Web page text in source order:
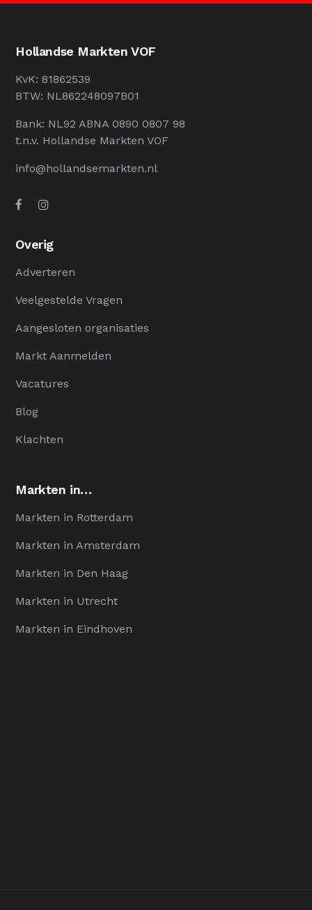
Hollandse Markten VOF
KvK: 81862539
BTW: NL862248097B01
Bank: NL92 ABNA 0890 0807 98
t.n.v. Hollandse Markten VOF
info@hollandsemarkten.nl
Overig
Adverteren
Veelgestelde Vragen
Aangesloten organisaties
Markt Aanmelden
Vacatures
Blog
Klachten
Markten in…
Markten in Rotterdam
Markten in Amsterdam
Markten in Den Haag
Markten in Utrecht
Markten in Eindhoven